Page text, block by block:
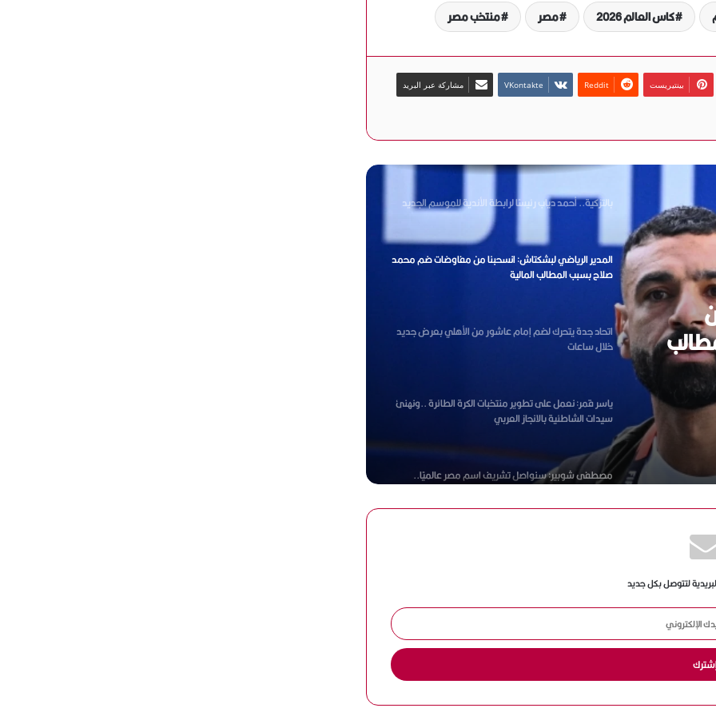
كاس العالم 2026 مصر منتخب مصر
بينتيريست مشاركة عبر البريد
الأهلي يحسم الجدل بشأن مروان عطية.. لا عروض رسمية
من الفيحاء السعودي
صلاح بسبب المطالب المالية
اتحاد جدة يتحرك لضم إمام عاشور من الأهلي بعرض جديد
خلال ساعات
ياسر قمر: نعمل على تطوير منتخبات الكرة الطائرة ..ونهنئ
سيدات الشاطئية بالانجاز العربي
مصطفى شوبير: سنواصل تشريف اسم مصر عالميًا..
وشكرا أبو ريدة
هاني أبو ريدة: وصول مصر إلى كأس العالم 4 مرات بينها
مرتان في عهد الرئيس السيسي يعكس حجم الدعم للكرة
المصرية
إسبانيا وبلجيكا في قمة نارية لحسم بطاقة التأهل إلى نصف
نهائي كأس العالم 2026
التدريب موسمًا كاملًا
لتتوصل بكل جديد